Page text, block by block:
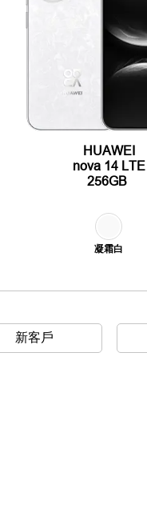
HUAWEI
nova 14 LTE
256GB
凝霜白
新客戶